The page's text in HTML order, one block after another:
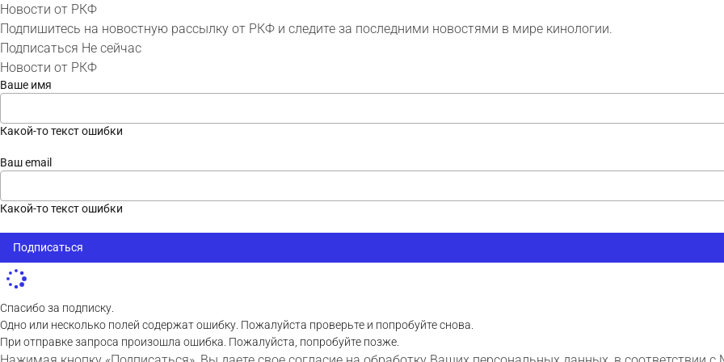
Новости от РКФ
Подпишитесь на новостную рассылку от РКФ и следите за последними новостями в мире кинологии.
Подписаться Не сейчас
Новости от РКФ
Ваше имя
Какой-то текст ошибки
Ваш email
Какой-то текст ошибки
Подписаться
Спасибо за подписку.
Одно или несколько полей содержат ошибку. Пожалуйста проверьте и попробуйте снова.
При отправке запроса произошла ошибка. Пожалуйста, попробуйте позже.